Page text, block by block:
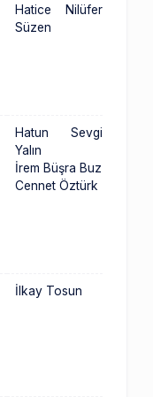
Hatice Nilüfer
Süzen
Hatun Sevgi
Yalın
İrem Büşra Buz
Cennet Öztürk
İlkay Tosun